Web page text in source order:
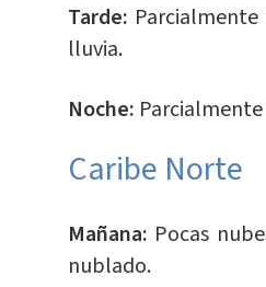
Tarde:
lluvia.
Noche:
Caribe Norte
Mañana: Pocas
nublado.